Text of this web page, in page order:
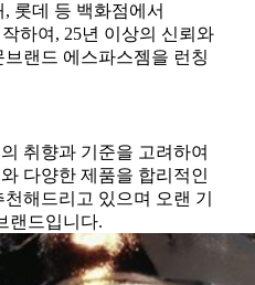
롯데 등 백화점에서
하여, 25년 이상의 신뢰와
랜드 에스파스젬을 런칭
취향과 기준을 고려하여
다양한 제품을 합리적인
해드리고 있으며 오랜 기
랜드입니다.